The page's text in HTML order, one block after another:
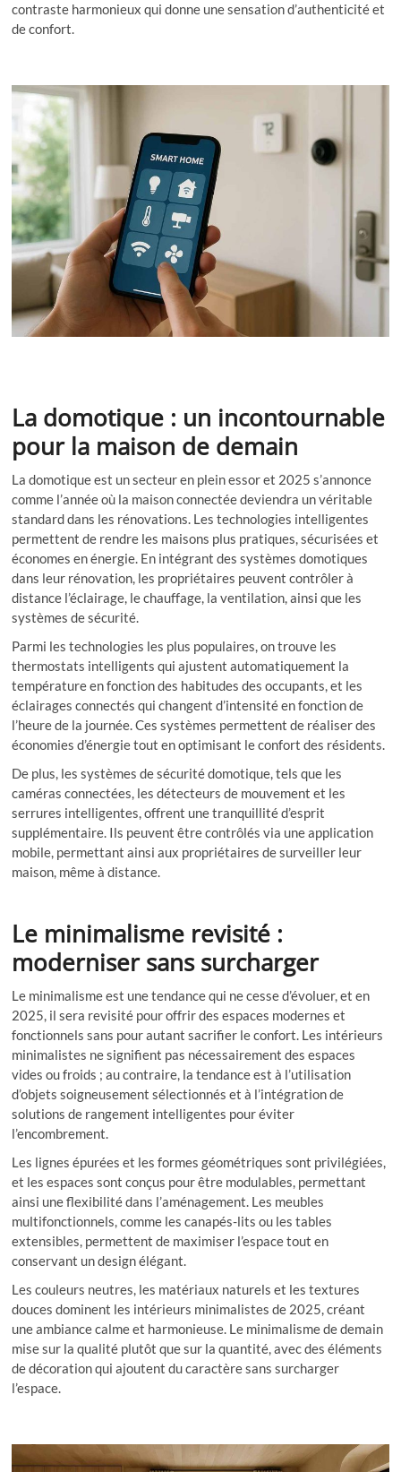
contraste harmonieux qui donne une sensation d’authenticité et
de confort.
La domotique : un incontournable
pour la maison de demain
La domotique est un secteur en plein essor et 2025 s’annonce
comme l’année où la maison connectée deviendra un véritable
standard dans les rénovations. Les technologies intelligentes
permettent de rendre les maisons plus pratiques, sécurisées et
économes en énergie. En intégrant des systèmes domotiques
dans leur rénovation, les propriétaires peuvent contrôler à
distance l’éclairage, le chauffage, la ventilation, ainsi que les
systèmes de sécurité.
Parmi les technologies les plus populaires, on trouve les
thermostats intelligents qui ajustent automatiquement la
température en fonction des habitudes des occupants, et les
éclairages connectés qui changent d’intensité en fonction de
l’heure de la journée. Ces systèmes permettent de réaliser des
économies d’énergie tout en optimisant le confort des résidents.
De plus, les systèmes de sécurité domotique, tels que les
caméras connectées, les détecteurs de mouvement et les
serrures intelligentes, offrent une tranquillité d’esprit
supplémentaire. Ils peuvent être contrôlés via une application
mobile, permettant ainsi aux propriétaires de surveiller leur
maison, même à distance.
Le minimalisme revisité :
moderniser sans surcharger
Le minimalisme est une tendance qui ne cesse d’évoluer, et en
2025, il sera revisité pour offrir des espaces modernes et
fonctionnels sans pour autant sacrifier le confort. Les intérieurs
minimalistes ne signifient pas nécessairement des espaces
vides ou froids ; au contraire, la tendance est à l’utilisation
d’objets soigneusement sélectionnés et à l’intégration de
solutions de rangement intelligentes pour éviter
l’encombrement.
Les lignes épurées et les formes géométriques sont privilégiées,
et les espaces sont conçus pour être modulables, permettant
ainsi une flexibilité dans l’aménagement. Les meubles
multifonctionnels, comme les canapés-lits ou les tables
extensibles, permettent de maximiser l’espace tout en
conservant un design élégant.
Les couleurs neutres, les matériaux naturels et les textures
douces dominent les intérieurs minimalistes de 2025, créant
une ambiance calme et harmonieuse. Le minimalisme de demain
mise sur la qualité plutôt que sur la quantité, avec des éléments
de décoration qui ajoutent du caractère sans surcharger
l’espace.